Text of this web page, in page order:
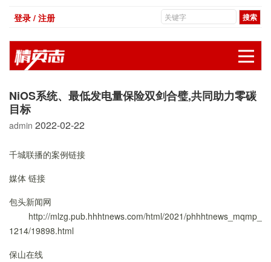
登录 / 注册
NiOS系统、最低发电量保险双剑合璧,共同助力零碳
目标
admin 2022-02-22
千城联播的案例链接
媒体 链接
包头新闻网
http://mlzg.pub.hhhtnews.com/html/2021/phhhtnews_mqmp_
1214/19898.html
保山在线